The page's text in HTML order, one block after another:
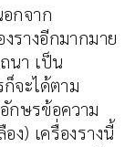
อกจาก
รางอีกมากมาย
นา เป็น
ก็จะได้ตาม
กษรข้อความ
ง) เครื่องรางนี้